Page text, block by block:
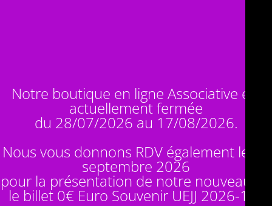
Notre boutique en ligne Associative est
actuellement fermée
du 28/07/2026 au 17/08/2026.
Nous vous donnons RDV également le 14
septembre 2026
pour la présentation de notre nouveauté :
le billet 0€ Euro Souvenir UEJJ 2026-10